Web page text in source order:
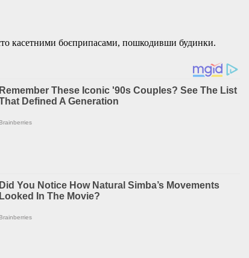
касетними боєприпасами, пошкодивши будинки.